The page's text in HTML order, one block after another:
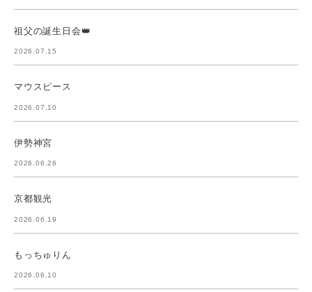
祖父の誕生日会👑
2026.07.15
マウスピース
2026.07.10
伊勢神宮
2026.06.26
京都観光
2026.06.19
もっちゅりん
2026.06.10